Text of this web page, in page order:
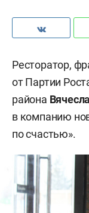
Ресторатор,
от Партии
района
в компанию
по счастью».